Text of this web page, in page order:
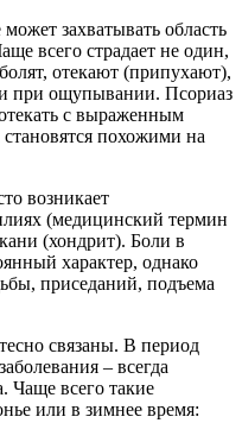
захватывать область
всего страдает не один,
отекают (припухают),
при ощупывании. Псориаз
с выраженным
похожими на
возникает
(медицинский термин
(хондрит). Боли в
характер, однако
приседаний, подъема
связаны. В период
– всегда
Чаще всего такие
или в зимнее время: